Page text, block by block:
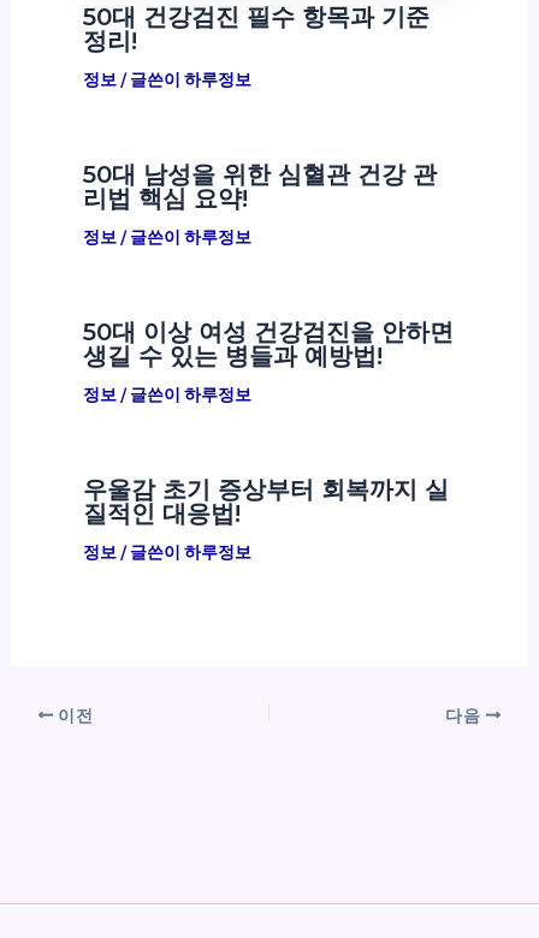
50대 건강검진 필수 항목과 기준
정리!
정보/ 글쓴이 하루정보
50대 남성을 위한 심혈관 건강 관
리법 핵심 요약!
정보/ 글쓴이 하루정보
50대 이상 여성 건강검진을 안하면
생길 수 있는 병들과 예방법!
정보/ 글쓴이 하루정보
우울감 초기 증상부터 회복까지 실
질적인 대응법!
정보/ 글쓴이 하루정보
이전 다음